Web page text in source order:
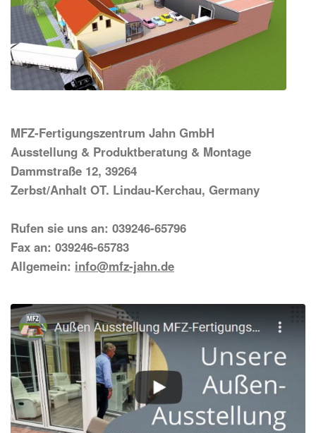
MFZ-Fertigungszentrum Jahn GmbH
Ausstellung & Produktberatung & Montage
Dammstraße 12, 39264
Zerbst/Anhalt OT. Lindau-Kerchau, Germany
Rufen sie uns an: 039246-65796
Fax an: 039246-65783
Allgemein: info@mfz-jahn.de